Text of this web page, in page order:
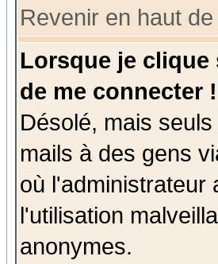
Revenir en haut
Lorsque je clique
de me connecter !
Désolé, mais
mails à des gens
où l'administrateur
l'utilisation
anonymes.